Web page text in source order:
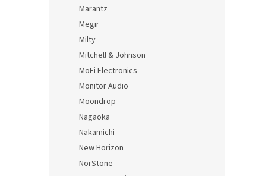
Marantz
Megir
Milty
Mitchell & Johnson
MoFi Electronics
Monitor Audio
Moondrop
Nagaoka
Nakamichi
New Horizon
NorStone